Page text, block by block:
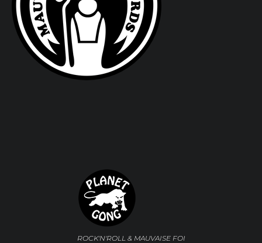
ROCK'N'ROLL & MAUVAISE FOI